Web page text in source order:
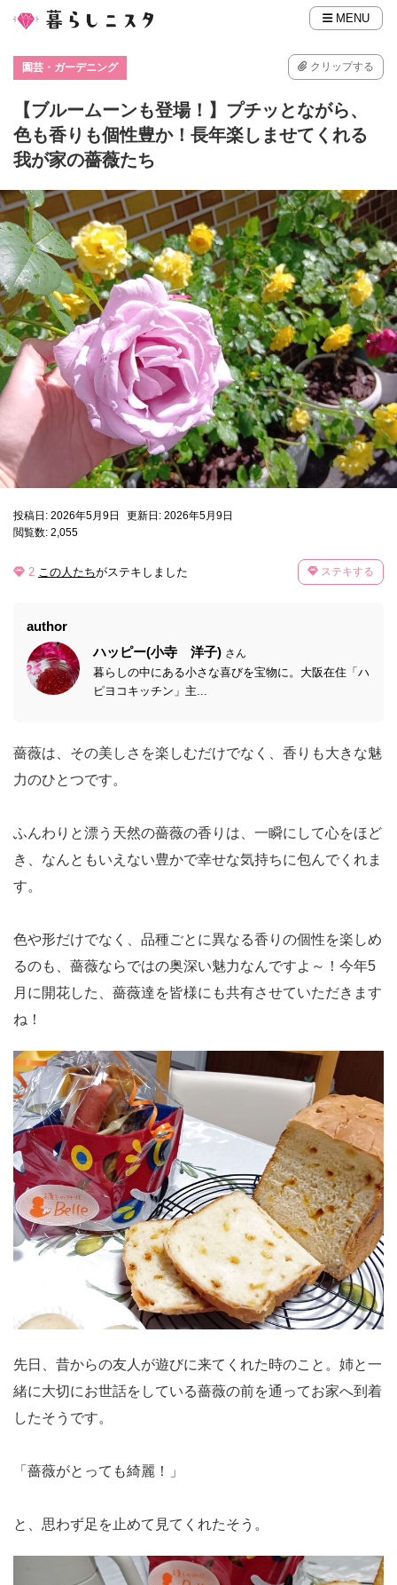
MENU
園芸・ガーデニング クリップする
【ブルームーンも登場！】プチッとながら、
色も香りも個性豊か！長年楽しませてくれる
我が家の薔薇たち
投稿日: 2026年5月9日
更新日: 2026年5月9日
閲覧数: 2,055
2 この人たちがステキしました ステキする
author
ハッピー(小寺 洋子) さん
暮らしの中にある小さな喜びを宝物に。大阪在住「ハ
ピヨコキッチン」主...
薔薇は、その美しさを楽しむだけでなく、香りも大きな魅
力のひとつです。
ふんわりと漂う天然の薔薇の香りは、一瞬にして心をほど
き、なんともいえない豊かで幸せな気持ちに包んでくれま
す。
色や形だけでなく、品種ごとに異なる香りの個性を楽しめ
るのも、薔薇ならではの奥深い魅力なんですよ～！今年5
月に開花した、薔薇達を皆様にも共有させていただきます
ね！
先日、昔からの友人が遊びに来てくれた時のこと。姉と一
緒に大切にお世話をしている薔薇の前を通ってお家へ到着
したそうです。
「薔薇がとっても綺麗！」
と、思わず足を止めて見てくれたそう。